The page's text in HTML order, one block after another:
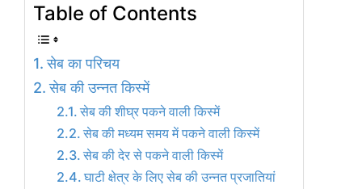
Table of Contents
सेब का परिचय
सेब की उन्नत किस्में
सेब की शीघ्र पकने वाली किस्में
सेब की मध्यम समय में पकने वाली किस्में
सेब की देर से पकने वाली किस्में
घाटी क्षेत्र के लिए सेब की उन्नत प्रजातियां